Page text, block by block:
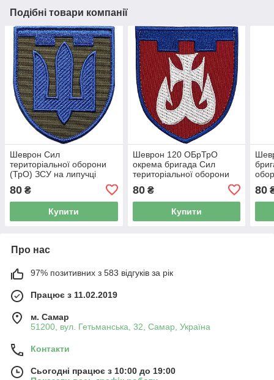
Подібні товари компанії
Шеврон Сил
територіальної оборони
(ТрО) ЗСУ на липучці
80 ₴
Купити
Шеврон 120 ОБрТрО
окрема бригада Сил
територіальної оборони
80₴
Купити
80
Про нас
97% позитивних з 583 відгуків за рік
Працює з 11.02.2019
м. Самар
51200, вул. Гетьманська, 32, Самар, Україна
Контакти
Сьогодні працює з 10:00 до 19:00